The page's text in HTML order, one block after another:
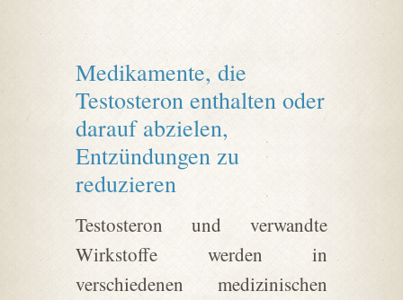
Medikamente, die
Testosteron enthalten oder
darauf abzielen,
Entzündungen zu
reduzieren
Testosteron und verwandte
Wirkstoffe werden in
verschiedenen medizinischen